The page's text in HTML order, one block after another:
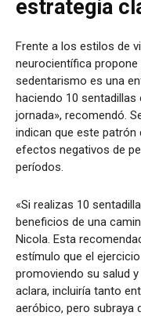
estrategia
Frente a los estilos de
neurocientífica propone
sedentarismo es una
haciendo 10
jornada», recomendó.
indican que este
efectos negativos de
períodos.
«Si realizas 10
beneficios de una
Nicola. Esta
estímulo que el
promoviendo su salud
aclara, incluiría tanto
aeróbico, pero subraya